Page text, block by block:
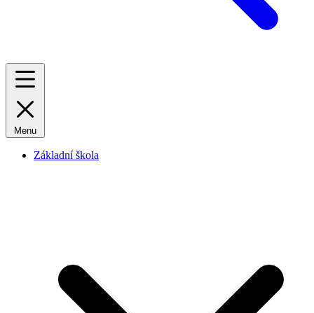
Menu
Základní škola